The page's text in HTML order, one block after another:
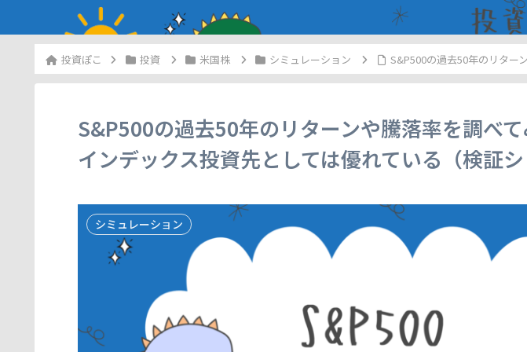
投資 米国株 シミュレーション S&P500の過去50年のリター
S&P500の過去50年のリターンや騰落率を調べて
インデックス投資先としては優れている（検証シ
シミュレーション